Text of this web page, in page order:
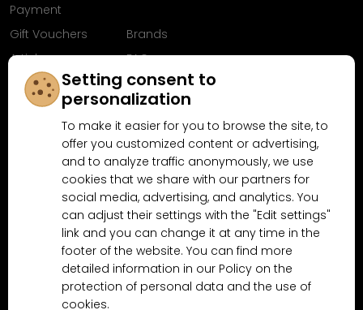
Payment
Gift Vouchers
Brands
Articles
FAQ
Follow us on
Facebook
Why shop at MN-Modelar.com
4.9/5(10481x) 4.5/5 (189x)
Setting consent to
personalization
To make it easier for you to browse the site, to
offer you customized content or advertising,
and to analyze traffic anonymously, we use
cookies that we share with our partners for
social media, advertising, and analytics. You
can adjust their settings with the "Edit settings"
link and you can change it at any time in the
footer of the website. You can find more
detailed information in our Policy on the
protection of personal data and the use of
cookies.